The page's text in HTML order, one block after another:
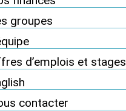
groupes
d’emplois et stages
contacter